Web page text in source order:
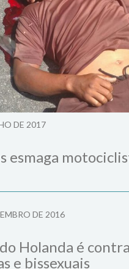
DE 2017
esmaga
DE 2016
Holanda é
e bissexuais